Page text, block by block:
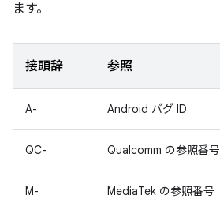
ます。
接頭辞 参照
A- Android バグ ID
QC- Qualcomm の参照番号
M- MediaTek の参照番号